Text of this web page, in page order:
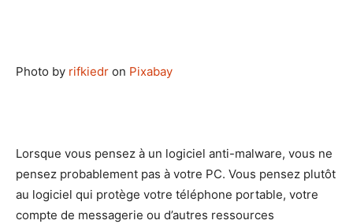
Photo by rifkiedr on Pixabay
Lorsque vous pensez à un logiciel anti-malware, vous ne
pensez probablement pas à votre PC. Vous pensez plutôt
au logiciel qui protège votre téléphone portable, votre
compte de messagerie ou d’autres ressources